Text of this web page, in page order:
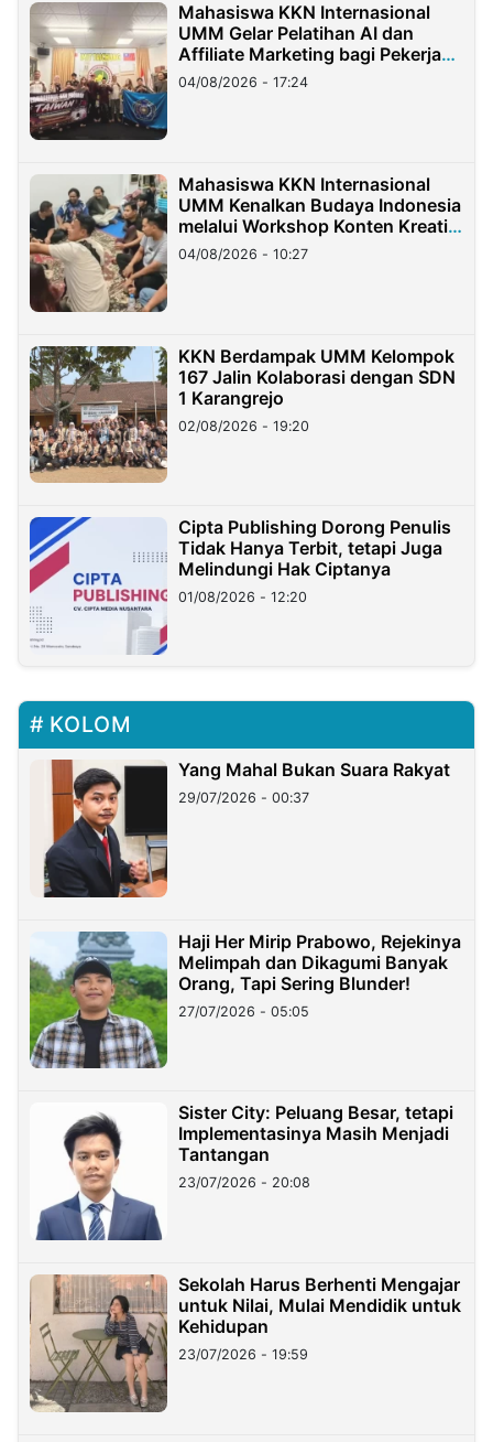
Mahasiswa KKN Internasional
UMM Gelar Pelatihan AI dan
Affiliate Marketing bagi Pekerja
Migran Indonesia di Taiwan
04/08/2026 - 17:24
Mahasiswa KKN Internasional
UMM Kenalkan Budaya Indonesia
melalui Workshop Konten Kreatif
di Taiwan
04/08/2026 - 10:27
KKN Berdampak UMM Kelompok
167 Jalin Kolaborasi dengan SDN
1 Karangrejo
02/08/2026 - 19:20
Cipta Publishing Dorong Penulis
Tidak Hanya Terbit, tetapi Juga
Melindungi Hak Ciptanya
01/08/2026 - 12:20
KOLOM
Yang Mahal Bukan Suara Rakyat
29/07/2026 - 00:37
Haji Her Mirip Prabowo, Rejekinya
Melimpah dan Dikagumi Banyak
Orang, Tapi Sering Blunder!
27/07/2026 - 05:05
Sister City: Peluang Besar, tetapi
Implementasinya Masih Menjadi
Tantangan
23/07/2026 - 20:08
Sekolah Harus Berhenti Mengajar
untuk Nilai, Mulai Mendidik untuk
Kehidupan
23/07/2026 - 19:59